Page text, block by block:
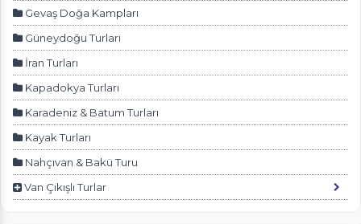
yardımcı olur.
Pazarlama Çerezleri
Size ve ilgi alanlarınıza uygun reklamlar göstermek
için kullanılır. Kapatırsanız reklamları görmeye devam
edersiniz, ancak daha az alakalı olabilirler.
Gevaş Doğa Kampları
Güneydoğu Turları
İran Turları
Kapadokya Turları
Karadeniz & Batum Turları
Kayak Turları
Nahçıvan & Bakü Turu
Van Çıkışlı Turlar